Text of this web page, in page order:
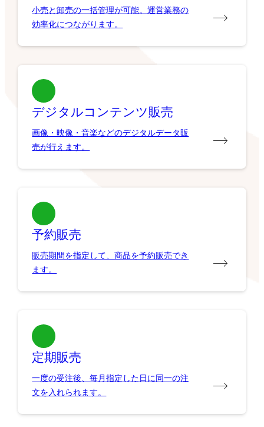
小売と卸売の一括管理が可能。運営業務の
効率化につながります。
デジタルコンテンツ販売
画像・映像・音楽などのデジタルデータ販
売が行えます。
予約販売
販売期間を指定して、商品を予約販売でき
ます。
定期販売
一度の受注後、毎月指定した日に同一の注
文を入れられます。